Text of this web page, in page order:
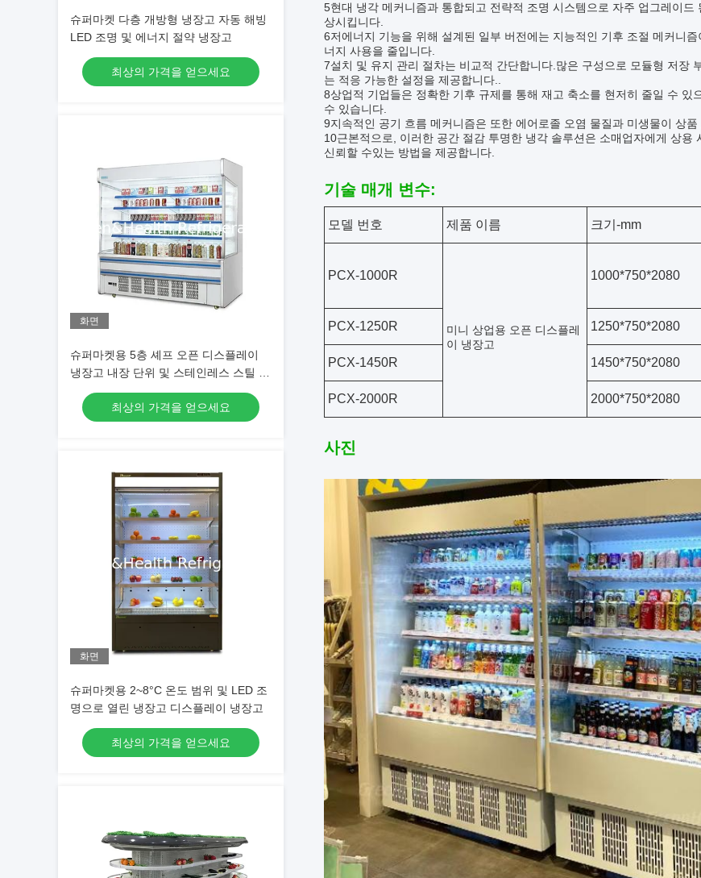
슈퍼마켓 다층 개방형 냉장고 자동 해빙
LED 조명 및 에너지 절약 냉장고
최상의 가격을 얻으세요
화면
슈퍼마켓용 5층 셰프 오픈 디스플레이
냉장고 내장 단위 및 스테인레스 스틸 구
최상의 가격을 얻으세요
화면
슈퍼마켓용 2~8°C 온도 범위 및 LED 조
명으로 열린 냉장고 디스플레이 냉장고
최상의 가격을 얻으세요
5현대 냉각 메커니즘과 통합되고 전략적 조명 시스템으로 자주 업그레이
상시킵니다.
6저에너지 기능을 위해 설계된 일부 버전에는 지능적인 기후 조절 메커니
너지 사용을 줄입니다.
7설치 및 유지 관리 절차는 비교적 간단합니다.많은 구성으로 모듈형 저장
는 적응 가능한 설정을 제공합니다..
8상업적 기업들은 정확한 기후 규제를 통해 재고 축소를 현저히 줄일 수 있
수 있습니다.
9지속적인 공기 흐름 메커니즘은 또한 에어로졸 오염 물질과 미생물이 상
10근본적으로, 이러한 공간 절감 투명한 냉각 솔루션은 소매업자에게 상
신뢰할 수있는 방법을 제공합니다.
기술 매개 변수:
모델 번호 제품 이름 크기-mm
PCX-1000R
미니 상업용 오픈 디스플레
이 냉장고
1000*750*2080
PCX-1250R 1250*750*2080
PCX-1450R 1450*750*2080
PCX-2000R 2000*750*2080
사진